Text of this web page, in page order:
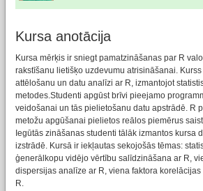
Kursa anotācija
Kursa mērķis ir sniegt pamatzināšanas par R
rakstīšanu lietišķo uzdevumu atrisināšanai.
attēlošanu un datu analīzi ar R, izmantojot
metodes.Studenti apgūst brīvi pieejamo
veidošanai un tās pielietošanu datu apstrādē. R
metožu apgūšanai pielietos reālos piemērus
Iegūtās zināšanas studenti tālāk izmantos kursa
izstrādē. Kursā ir iekļautas sekojošās tēmas:
ģenerālkopu vidējo vērtību salīdzināšana ar R,
dispersijas analīze ar R, viena faktora
R.